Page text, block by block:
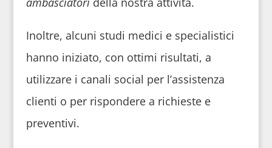
Inoltre, alcuni studi medici e specialistici
hanno iniziato, con ottimi risultati, a
utilizzare i canali social per l’assistenza
clienti o per rispondere a richieste e
preventivi.